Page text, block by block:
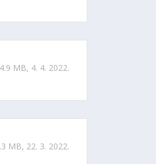
MB, 4. 4. 2022.
MB, 22. 3. 2022.